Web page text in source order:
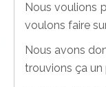
Nous voulions
voulons faire
Nous avons
trouvions ça